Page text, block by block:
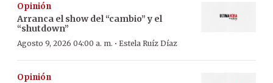
Opinión
Arranca el show del “cambio” y el
“shutdown”
Agosto 9, 2026 04:00 a. m. · Estela Ruíz Díaz
Opinión